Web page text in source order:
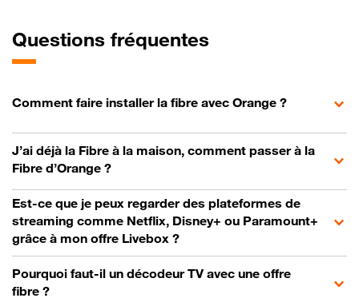
Questions fréquentes
Comment faire installer la fibre avec Orange ?
J’ai déjà la Fibre à la maison, comment passer à la
Fibre d’Orange ?
Est-ce que je peux regarder des plateformes de
streaming comme Netflix, Disney+ ou Paramount+
grâce à mon offre Livebox ?
Pourquoi faut-il un décodeur TV avec une offre
fibre ?